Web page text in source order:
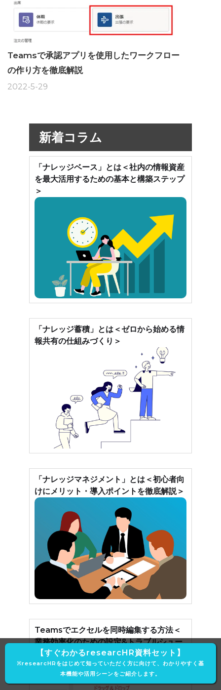
Teamsで承認アプリを使用したワークフロー
の作り方を徹底解説
2022-5-29
新着コラム
「ナレッジベース」とは＜社内の情報資産
を最大活用するための基本と構築ステップ
＞
「ナレッジ蓄積」とは＜ゼロから始める情
報共有の仕組みづくり＞
「ナレッジマネジメント」とは＜初心者向
けにメリット・導入ポイントを徹底解説＞
Teamsでエクセルを同時編集する方法＜
業務効率化のための設定&トラブルシュー
ティング＞
【すぐわかるresearcHR資料セット】
※researcHRをはじめて知っていただく方に向けて、わかりやすく基
本機能や活用シーンをご紹介します。